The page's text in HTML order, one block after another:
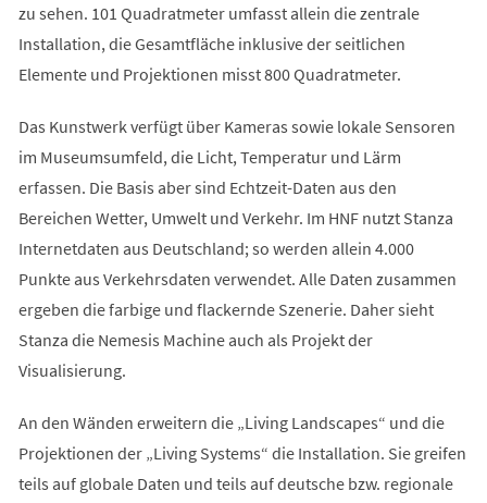
zu sehen. 101 Quadratmeter umfasst allein die zentrale
Installation, die Gesamtfläche inklusive der seitlichen
Elemente und Projektionen misst 800 Quadratmeter.
Das Kunstwerk verfügt über Kameras sowie lokale Sensoren
im Museumsumfeld, die Licht, Temperatur und Lärm
erfassen. Die Basis aber sind Echtzeit-Daten aus den
Bereichen Wetter, Umwelt und Verkehr. Im HNF nutzt Stanza
Internetdaten aus Deutschland; so werden allein 4.000
Punkte aus Verkehrsdaten verwendet. Alle Daten zusammen
ergeben die farbige und flackernde Szenerie. Daher sieht
Stanza die Nemesis Machine auch als Projekt der
Visualisierung.
An den Wänden erweitern die „Living Landscapes“ und die
Projektionen der „Living Systems“ die Installation. Sie greifen
teils auf globale Daten und teils auf deutsche bzw. regionale